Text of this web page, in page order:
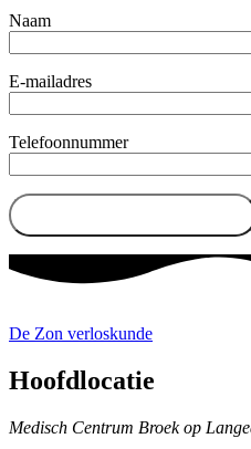
Naam
E-mailadres
Telefoonnummer
De Zon verloskunde
Hoofdlocatie
Medisch Centrum Broek op